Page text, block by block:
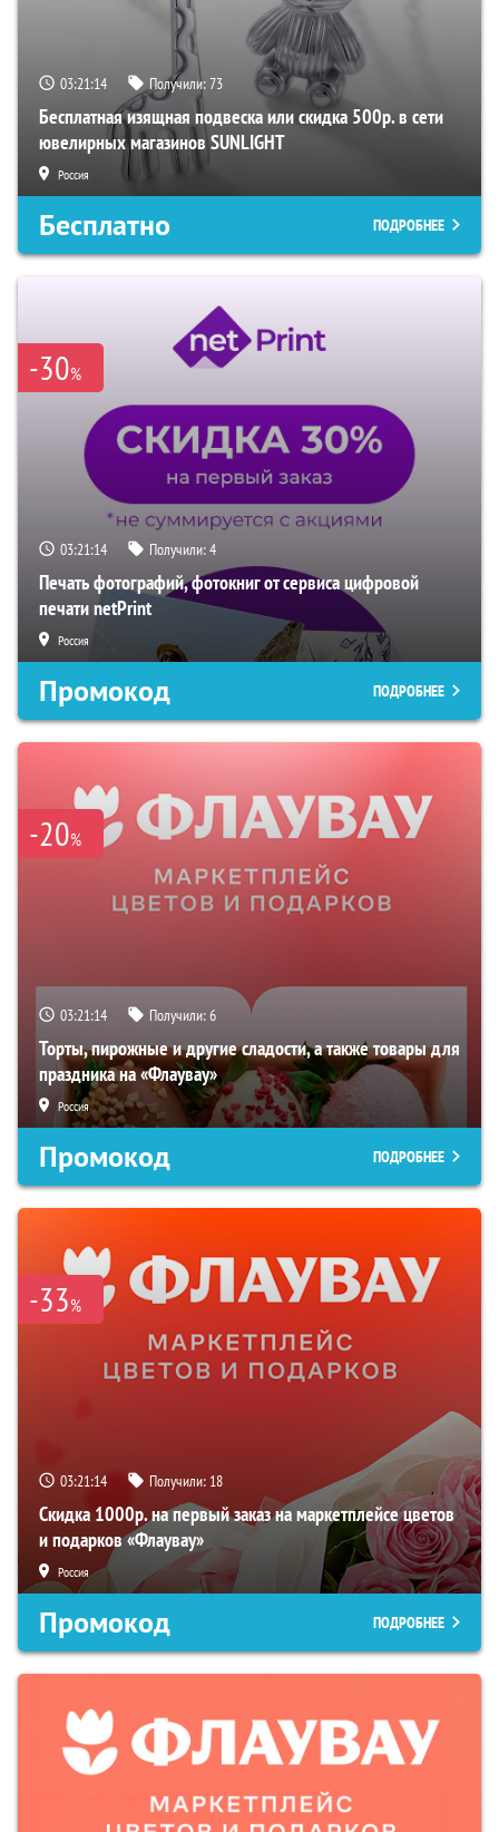
03:21:13 Получили:73
Бесплатная изящная подвеска или скидка 500р. в сети
ювелирных магазинов SUNLIGHT
Россия
Бесплатно ПОДРОБНЕЕ
-30%
03:21:13 Получили:4
Печать фотографий, фотокниг от сервиса цифровой
печати netPrint
Россия
Промокод ПОДРОБНЕЕ
-20%
03:21:13 Получили:6
Торты, пирожные и другие сладости, а также товары для
праздника на «Флаувау»
Россия
Промокод ПОДРОБНЕЕ
-33%
03:21:13 Получили: 18
Скидка 1000р. на первый заказ на маркетплейсе цветов
и подарков «Флаувау»
Россия
Промокод ПОДРОБНЕЕ